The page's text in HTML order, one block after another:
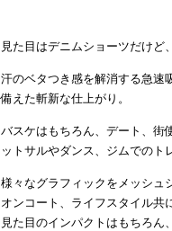
見た目はデニムショーツだけど
汗のベタつき感を解消する急速
備えた斬新な仕上がり。
バスケはもちろん、デート、街
ットサルやダンス、ジムでのト
様々なグラフィックをメッシュ
オンコート、ライフスタイル共
見た目のインパクトはもちろん